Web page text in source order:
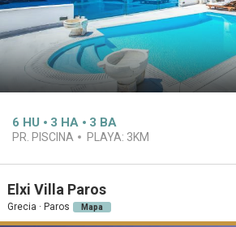
6 HU 3 HA 3 BA
PR. PISCINA PLAYA: 3KM
Elxi Villa Paros
Grecia · Paros Mapa